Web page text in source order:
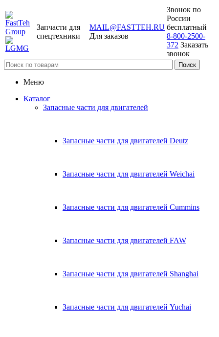
Запчасти для
спецтехники
MAIL@FASTTEH.RU
Для заказов
Звонок по
России
бесплатный
8-800-2500-
372 Заказать
звонок
Меню
Каталог
Запасные части для двигателей
Запасные части для двигателей Deutz
Запасные части для двигателей Weichai
Запасные части для двигателей Cummins
Запасные части для двигателей FAW
Запасные части для двигателей Shanghai
Запасные части для двигателей Yuchai